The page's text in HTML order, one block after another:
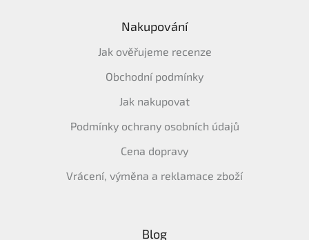
Nakupování
Jak ověřujeme recenze
Obchodní podmínky
Jak nakupovat
Podmínky ochrany osobních údajů
Cena dopravy
Vrácení, výměna a reklamace zboží
Blog